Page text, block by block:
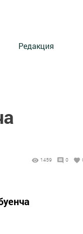
Редакция
1459 0